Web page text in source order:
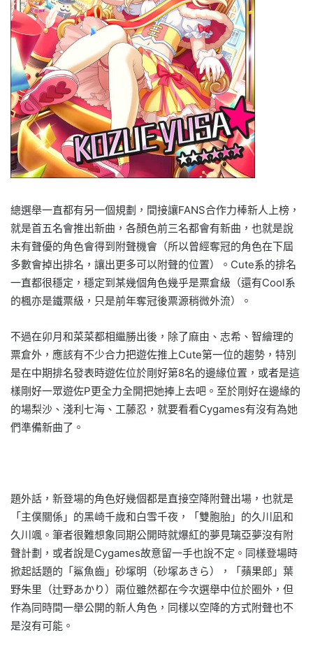
總選舉一直都有另一個規劃，間接讓FANS合作力棒新人上榜，
就是首五名會推出新曲，各顏色前三名都會有新曲，也就是說
未有聲優的角色會得到附聲機會（所以曾經奪冠的角色在下屆
多數會掉出排名，讓出更多可以附聲的位置）。Cute系的排名
一直都很穩定，穩定到某幾個角色幾乎是票倉級（還有Cool系
的楓亦是鐵票級，只是前年奪冠後票源稍微外流）。
不過在卯月和菜菜都相繼勝出後，除了麻由、志希、智繪理的
票倉外，應該有不少合力把遊佐推上Cute第一位的趨勢，特別
是在中期排名發表時遊佐位於剛好第8名的邊緣位置，或者是這
樣剛好一眾遊佐P更全力全開把她捧上去吧。至於剛好在邊緣的
的場梨沙、淺利七海、工藤忍，就要看看Cygames有沒有為她
們準備新曲了。
題外話，新登場的角色好幾個都是直接空降附聲出場，也就是
「主僕關係」的黑崎千歲和白雪千夜，「雙胞胎」的久川凪和
久川颯。筆者很難想象同期公開時就爆紅的夢見璃亞夢沒有附
聲計劃，或者說是Cygames故意留一手也說不定。同樣登場時
掀起話題的「鯊魚齒」砂塚明（砂塚あきら），「蘋果郎」葉
野朱里（辻野あかり）兩位雖然都在今次選舉中位於圈外，但
作為同時間一舉公開的新人角色，同樣以空降的方式附聲也不
是沒有可能。